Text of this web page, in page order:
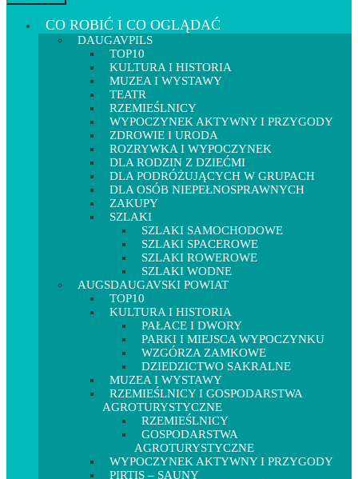
CO ROBIĆ I CO OGLĄDAĆ
DAUGAVPILS
TOP10
KULTURA I HISTORIA
MUZEA I WYSTAWY
TEATR
RZEMIEŚLNICY
WYPOCZYNEK AKTYWNY I PRZYGODY
ZDROWIE I URODA
ROZRYWKA I WYPOCZYNEK
DLA RODZIN Z DZIEĆMI
DLA PODRÓŻUJĄCYCH W GRUPACH
DLA OSÓB NIEPEŁNOSPRAWNYCH
ZAKUPY
SZLAKI
SZLAKI SAMOCHODOWE
SZLAKI SPACEROWE
SZLAKI ROWEROWE
SZLAKI WODNE
AUGSDAUGAVSKI POWIAT
TOP10
KULTURA I HISTORIA
PAŁACE I DWORY
PARKI I MIEJSCA WYPOCZYNKU
WZGÓRZA ZAMKOWE
DZIEDZICTWO SAKRALNE
MUZEA I WYSTAWY
RZEMIEŚLNICY I GOSPODARSTWA
AGROTURYSTYCZNE
RZEMIEŚLNICY
GOSPODARSTWA
AGROTURYSTYCZNE
WYPOCZYNEK AKTYWNY I PRZYGODY
PIRTIS – SAUNY